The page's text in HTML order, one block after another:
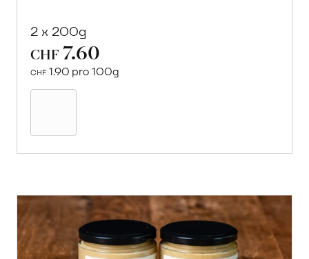
2 x 200g
CHF 7.60
CHF 1.90 pro 100g